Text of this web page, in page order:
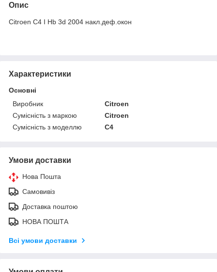
Опис
Citroen C4 I Hb 3d 2004 накл.деф.окон
Характеристики
Основні
Виробник
Citroen
Сумісність з маркою
Citroen
Сумісність з моделлю
C4
Умови доставки
Нова Пошта
Самовивіз
Доставка поштою
НОВА ПОШТА
Всі умови доставки